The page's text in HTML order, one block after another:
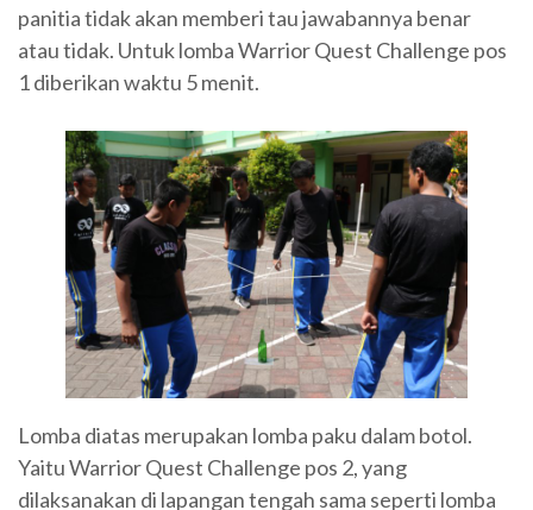
panitia tidak akan memberi tau jawabannya benar
atau tidak. Untuk lomba Warrior Quest Challenge pos
1 diberikan waktu 5 menit.
Lomba diatas merupakan lomba paku dalam botol.
Yaitu Warrior Quest Challenge pos 2, yang
dilaksanakan di lapangan tengah sama seperti lomba